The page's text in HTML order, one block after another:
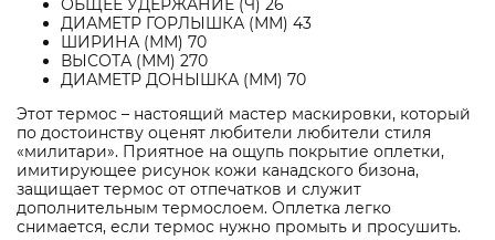
ОБЩЕЕ УДЕРЖАНИЕ (Ч) 26
ДИАМЕТР ГОРЛЫШКА (ММ) 43
ШИРИНА (ММ) 70
ВЫСОТА (ММ) 270
ДИАМЕТР ДОНЫШКА (ММ) 70
Этот термос – настоящий мастер маскировки, который
по достоинству оценят любители любители стиля
«милитари». Приятное на ощупь покрытие оплетки,
имитирующее рисунок кожи канадского бизона,
защищает термос от отпечатков и служит
дополнительным термослоем. Оплетка легко
снимается, если термос нужно промыть и просушить.